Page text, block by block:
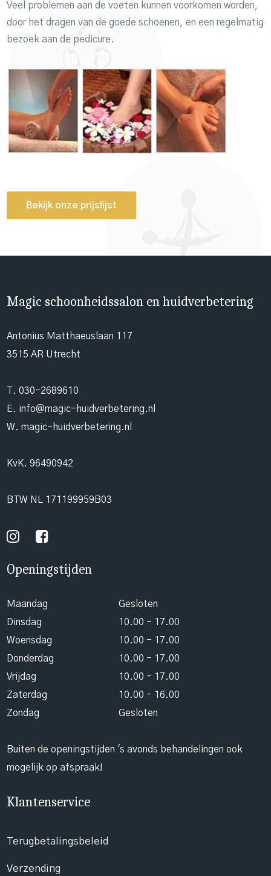
Veel problemen aan de voeten kunnen voorkomen worden,
door het dragen van de goede schoenen, en een regelmatig
bezoek aan de pedicure.
Bekijk onze prijslijst
Magic schoonheidssalon en huidverbetering
Antonius Matthaeuslaan 117
3515 AR Utrecht
T. 030-2689610
E. info@magic-huidverbetering.nl
W. magic-huidverbetering.nl
KvK. 96490942
BTW NL 171199959B03
Openingstijden
Maandag
Gesloten
Dinsdag
10.00 - 17.00
Woensdag
10.00 - 17.00
Donderdag
10.00 - 17.00
Vrijdag
10.00 - 17.00
Zaterdag
10.00 - 16.00
Zondag
Gesloten
Buiten de openingstijden 's avonds behandelingen ook
mogelijk op afspraak!
Klantenservice
Terugbetalingsbeleid
Verzending